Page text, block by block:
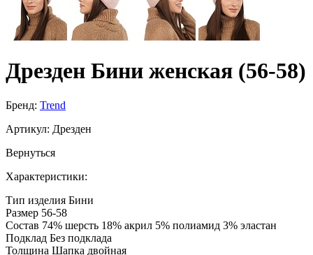
Дрезден Бини женская (56-58)
Бренд: Trend
Артикул: Дрезден
Вернуться
Характеристики:
Тип изделия Бини
Размер 56-58
Состав 74% шерсть 18% акрил 5% полиамид 3% эластан
Подклад Без подклада
Толщина Шапка двойная